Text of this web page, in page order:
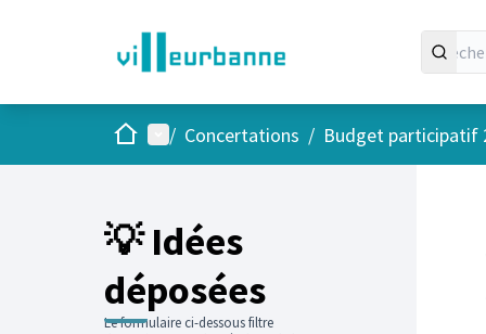
AccueilMenu principal
/ Concertations / Budget participatif
💡 Idées
déposées
Le formulaire ci-dessous filtre